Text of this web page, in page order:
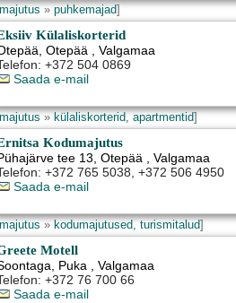
majutus»puhkemajad]
Külaliskorterid
,Otepää , Valgamaa
+372 504 0869
Saada e-mail
majutus»külaliskorterid, apartmentid]
Kodumajutus
tee 13,Otepää , Valgamaa
+372 765 5038, +372 506 4950
Saada e-mail
majutus»kodumajutused, turismitalud]
Motell
, Puka , Valgamaa
+372 76 700 66
Saada e-mail